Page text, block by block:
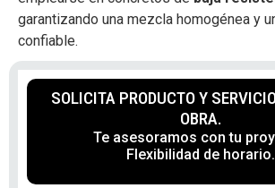
garantizando una mezcla homogénea y
confiable.
SOLICITA PRODUCTO Y
OBRA.
Te asesoramos con tu
Flexibilidad de horario.